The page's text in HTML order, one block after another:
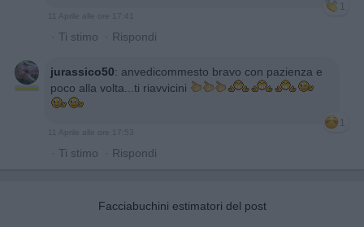
1
11 Aprile alle ore 17:41
· Ti stimo · Rispondi
jurassico50: anvedicommesto bravo con pazienza e
poco alla volta...ti riavvicini
1
11 Aprile alle ore 17:53
· Ti stimo · Rispondi
Facciabuchini estimatori del post